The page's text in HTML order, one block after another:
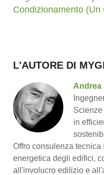
Condizionamento (Un
L'AUTORE DI
Andrea
in
Offro consulenza
energetica degli edifici,
all'involucro edilizio e